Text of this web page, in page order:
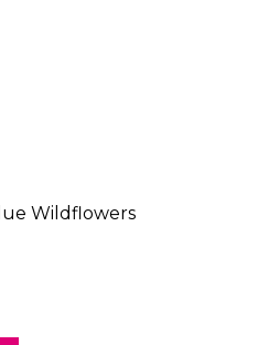
Wildflowers